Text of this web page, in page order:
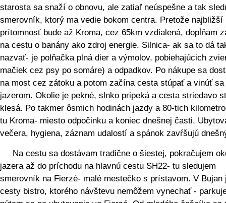
starosta sa snaží o obnovu, ale zatiaľ neúspešne a tak
smerovník, ktorý ma vedie bokom centra. Pretože najbližší
prítomnosť bude až Kroma, cez 65km vzdialená, dopĺňam
na cestu o banány ako zdroj energie. Silnica- ak sa to dá
nazvať- je polňačka plná dier a výmolov, pobiehajúcich
mačiek cez psy po somáre) a odpadkov. Po nákupe sa
na most cez zátoku a potom začína cesta stúpať a vinúť sa
jazerom. Okolie je pekné, slnko pripeká a cesta striedavo
klesá. Po takmer ôsmich hodinách jazdy a 80-tich
tu Kroma- miesto odpočinku a koniec dnešnej časti.
večera, hygiena, záznam udalostí a spánok zavŕšujú
Na cestu sa dostávam tradične o šiestej, pokračujem
jazera až do príchodu na hlavnú cestu SH22- tu sledujem
smerovník na Fierzé- malé mestečko s prístavom. V Bujan
cesty bistro, ktorého návštevu nemôžem vynechať -